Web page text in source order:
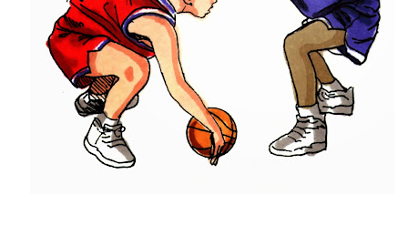
U21: Τεράστια πρόκριση για τον Πανελευσινιακό στον
Γ΄ανδρών play offs : "Σκληρό" καρύδι η Φιλία Περάματος
Play off B εφήβων Β φάση Στο f4 ΑΕ Ρέντη, Πέρα , Ερμής